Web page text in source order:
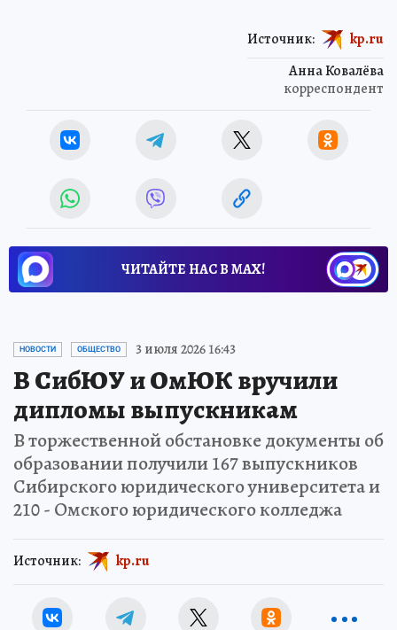
Анна Ковалёва
корреспондент
Источник: kp.ru
ЧИТАЙТЕ НАС В МАХ!
НОВОСТИ ОБЩЕСТВО 3 июля 2026 16:43
В СибЮУ и ОмЮК вручили
дипломы выпускникам
В торжественной обстановке документы об
образовании получили 167 выпускников
Сибирского юридического университета и
210 - Омского юридического колледжа
Источник: kp.ru